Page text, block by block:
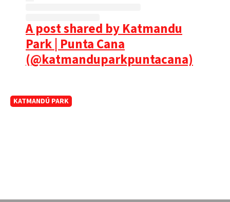
A post shared by Katmandu
Park | Punta Cana
(@katmanduparkpuntacana)
KATMANDÚ PARK